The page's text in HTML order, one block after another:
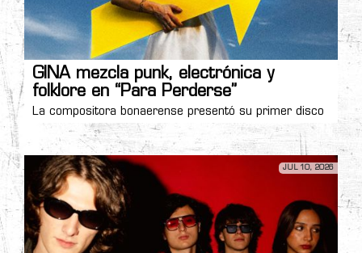
GINA mezcla punk, electrónica y
folklore en “Para Perderse”
La compositora bonaerense presentó su primer disco
JUL 10, 2026